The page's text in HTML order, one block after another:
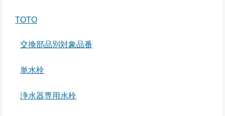
TOTO
交換部品別対象品番
単水栓
浄水器専用水栓